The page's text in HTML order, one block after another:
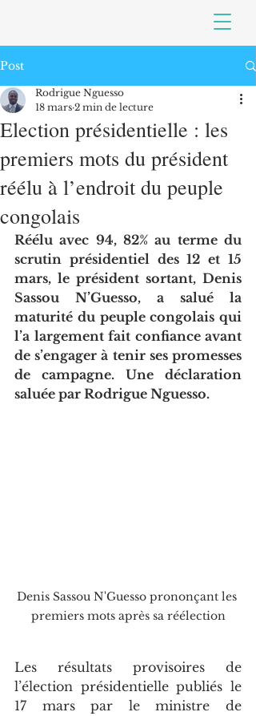
Post
Election présidentielle : les
premiers mots du président
réélu à l’endroit du peuple
congolais
Rodrigue Nguesso
18 mars 2 min de lecture
Réélu avec 94, 82% au terme du
scrutin présidentiel des 12 et 15
mars, le président sortant, Denis
Sassou N’Guesso, a salué la
maturité du peuple congolais qui
l’a largement fait confiance avant
de s’engager à tenir ses promesses
de campagne. Une déclaration
saluée par Rodrigue Nguesso.
Denis Sassou N'Guesso prononçant les
premiers mots après sa réélection
Les résultats provisoires de
l’élection présidentielle publiés le
17 mars par le ministre de